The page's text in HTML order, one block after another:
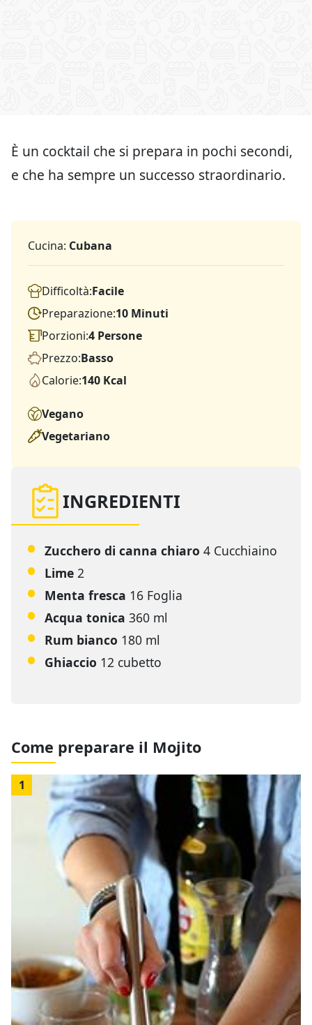
È un cocktail che si prepara in pochi secondi,
e che ha sempre un successo straordinario.
Cucina: Cubana
Difficoltà:Facile
Preparazione:10 Minuti
Porzioni:4 Persone
Prezzo:Basso
Calorie:140 Kcal
Vegano
Vegetariano
INGREDIENTI
Zucchero di canna chiaro 4 Cucchiaino
Lime 2
Menta fresca 16 Foglia
Acqua tonica 360 ml
Rum bianco 180 ml
Ghiaccio 12 cubetto
Come preparare il Mojito
1